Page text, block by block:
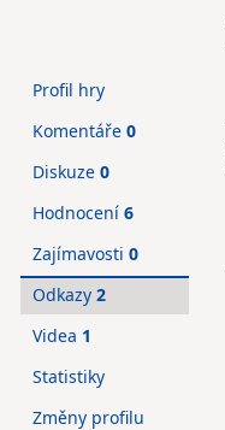
Profil hry
Komentáře 0
Diskuze 0
Hodnocení 6
Zajímavosti 0
Odkazy 2
Videa 1
Statistiky
Změny profilu